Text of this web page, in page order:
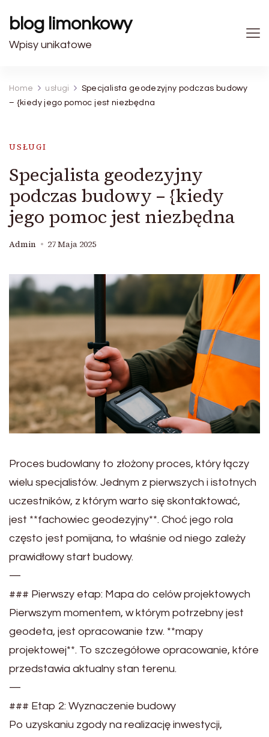
blog limonkowy
Wpisy unikatowe
Home usługi
Specjalista geodezyjny podczas budowy
– {kiedy jego pomoc jest niezbędna
USŁUGI
Specjalista geodezyjny
podczas budowy – {kiedy
jego pomoc jest niezbędna
Admin 27 Maja 2025
Proces budowlany to złożony proces, który łączy
wielu specjalistów. Jednym z pierwszych i istotnych
uczestników, z którym warto się skontaktować,
jest **fachowiec geodezyjny**. Choć jego rola
często jest pomijana, to właśnie od niego zależy
prawidłowy start budowy.
—
### Pierwszy etap: Mapa do celów projektowych
Pierwszym momentem, w którym potrzebny jest
geodeta, jest opracowanie tzw. **mapy
projektowej**. To szczegółowe opracowanie, które
przedstawia aktualny stan terenu.
—
### Etap 2: Wyznaczenie budowy
Po uzyskaniu zgody na realizację inwestycji,